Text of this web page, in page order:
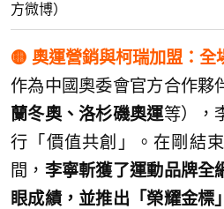
方微博）
🟡 奧運營銷與柯瑞加盟：全
作為中國奧委會官方合作夥
蘭冬奧、洛杉磯奧運等），
行「價值共創」。在剛結
間， 李寧斬獲了運動品牌全
眼成績，並推出「榮耀金標